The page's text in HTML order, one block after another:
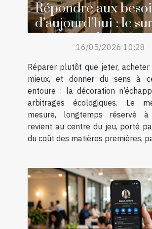
Répondre aux
d’aujourd’hui : le
mesure, solution
écologique16/05/2026 10:28
Réparer plutôt que jeter, acheter
mieux, et donner du sens à
entoure : la décoration
arbitrages écologiques. Le
mesure, longtemps réservé
revient au centre du jeu, porté
du coût des matières premières,